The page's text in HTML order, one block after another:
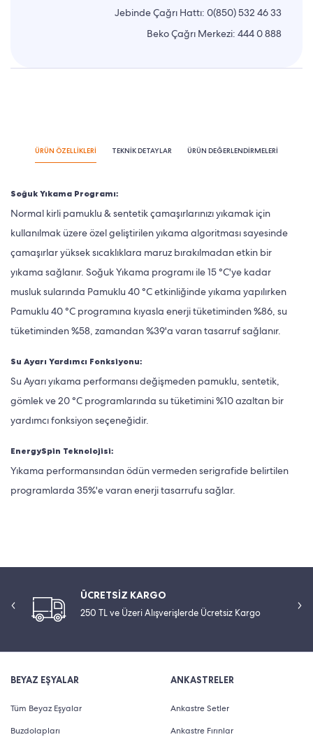
Jebinde Çağrı Hattı: 0(850) 532 46 33
Beko Çağrı Merkezi: 444 0 888
ÜRÜN ÖZELLİKLERİ TEKNİK DETAYLAR ÜRÜN DEĞERLENDİRMELERİ
Soğuk Yıkama Programı:
Normal kirli pamuklu & sentetik çamaşırlarınızı yıkamak için
kullanılmak üzere özel geliştirilen yıkama algoritması sayesinde
çamaşırlar yüksek sıcaklıklara maruz bırakılmadan etkin bir
yıkama sağlanır. Soğuk Yıkama programı ile 15 °C'ye kadar
musluk sularında Pamuklu 40 °C etkinliğinde yıkama yapılırken
Pamuklu 40 °C programına kıyasla enerji tüketiminden %86, su
tüketiminden %58, zamandan %39'a varan tasarruf sağlanır.
Su Ayarı Yardımcı Fonksiyonu:
Su Ayarı yıkama performansı değişmeden pamuklu, sentetik,
gömlek ve 20 °C programlarında su tüketimini %10 azaltan bir
yardımcı fonksiyon seçeneğidir.
EnergySpin Teknolojisi:
Yıkama performansından ödün vermeden serigrafide belirtilen
programlarda 35%'e varan enerji tasarrufu sağlar.
ÜCRETSİZ KARGO
250 TL ve Üzeri Alışverişlerde Ücretsiz Kargo
BEYAZ EŞYALAR
Tüm Beyaz Eşyalar
Buzdolapları
ANKASTRELER
Ankastre Setler
Ankastre Fırınlar